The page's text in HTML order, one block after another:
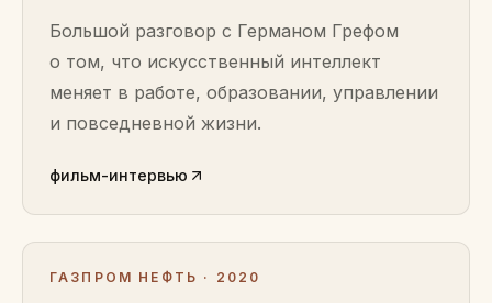
Большой разговор с Германом Грефом
о том, что искусственный интеллект
меняет в работе, образовании, управлении
и повседневной жизни.
фильм-интервью
ГАЗПРОМ НЕФТЬ · 2020